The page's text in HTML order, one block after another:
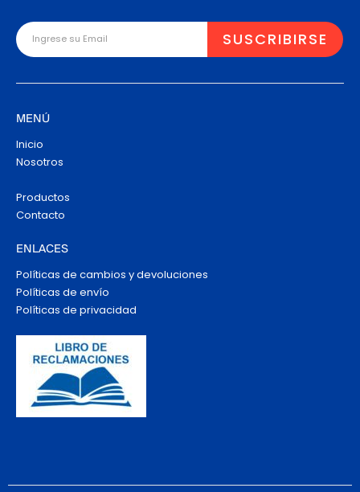
MENÚ
Inicio
Nosotros
Productos
Contacto
ENLACES
Políticas de cambios y devoluciones
Políticas de envío
Políticas de privacidad